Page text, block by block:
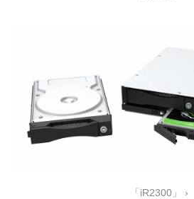
「iR2300」 ›